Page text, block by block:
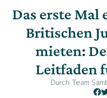
Das erste Mal
Britischen
mieten:
Leitfaden
Durch Team